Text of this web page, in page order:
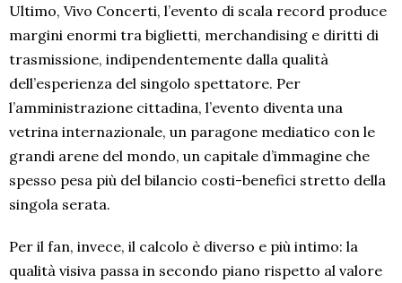
Ultimo, Vivo Concerti, l’evento di scala record produce
margini enormi tra biglietti, merchandising e diritti di
trasmissione, indipendentemente dalla qualità
dell’esperienza del singolo spettatore. Per
l’amministrazione cittadina, l’evento diventa una
vetrina internazionale, un paragone mediatico con le
grandi arene del mondo, un capitale d’immagine che
spesso pesa più del bilancio costi-benefici stretto della
singola serata.
Per il fan, invece, il calcolo è diverso e più intimo: la
qualità visiva passa in secondo piano rispetto al valore